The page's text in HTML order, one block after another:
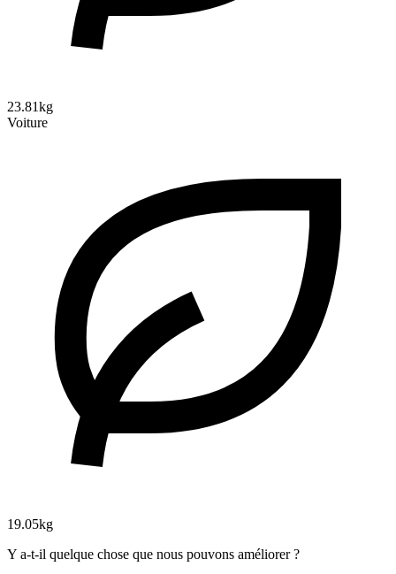
23.81kg
Voiture
19.05kg
Y a-t-il quelque chose que nous pouvons améliorer ?